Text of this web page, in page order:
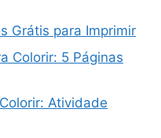
Grátis para Imprimir
Colorir: 5 Páginas
Atividade